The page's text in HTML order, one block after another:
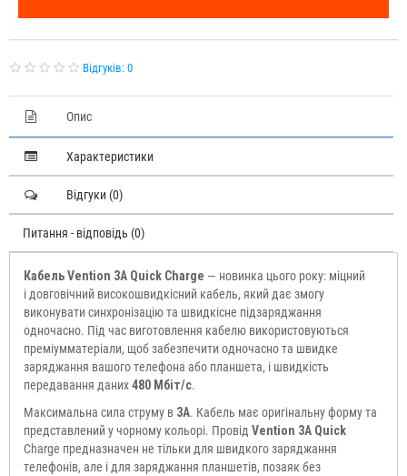
Відгуків: 0
Опис
Характеристики
Відгуки (0)
Питання - відповідь (0)
Кабель Vention 3A Quick Charge — новинка цього року: міцний
і довговічний високошвидкісний кабель, який дає змогу
виконувати синхронізацію та швидкісне підзаряджання
одночасно. Під час виготовлення кабелю використовуються
преміумматеріали, щоб забезпечити одночасно та швидке
заряджання вашого телефона або планшета, і швидкість
передавання даних480 Мбіт/с.
Максимальна сила струму в 3А. Кабель має оригінальну форму та
представлений у чорному кольорі. Провід Vention 3A Quick
Charge предназначен не тільки для швидкого заряджання
телефонів, але і для заряджання планшетів, позаяк без